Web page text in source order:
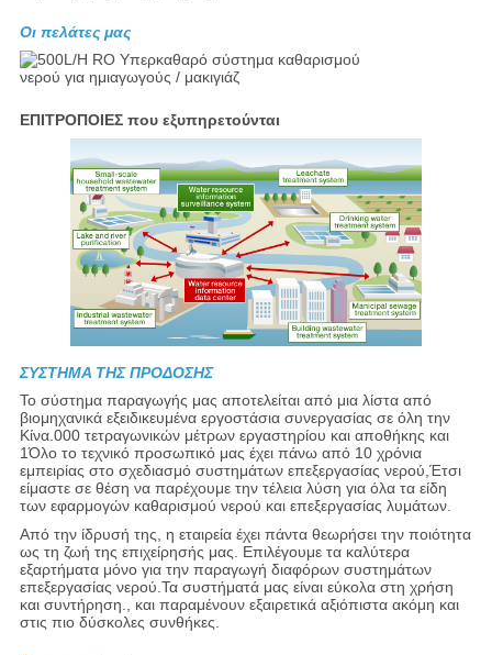
Οι πελάτες μας
ΕΠΙΤΡΟΠΟΙΕΣ που εξυπηρετούνται
ΣΥΣΤΗΜΑ ΤΗΣ ΠΡΟΔΟΣΗΣ
Το σύστημα παραγωγής μας αποτελείται από μια λίστα από
βιομηχανικά εξειδικευμένα εργοστάσια συνεργασίας σε όλη την
Κίνα.000 τετραγωνικών μέτρων εργαστηρίου και αποθήκης και
1Όλο το τεχνικό προσωπικό μας έχει πάνω από 10 χρόνια
εμπειρίας στο σχεδιασμό συστημάτων επεξεργασίας νερού,Έτσι
είμαστε σε θέση να παρέχουμε την τέλεια λύση για όλα τα είδη
των εφαρμογών καθαρισμού νερού και επεξεργασίας λυμάτων.
Από την ίδρυσή της, η εταιρεία έχει πάντα θεωρήσει την ποιότητα
ως τη ζωή της επιχείρησής μας. Επιλέγουμε τα καλύτερα
εξαρτήματα μόνο για την παραγωγή διαφόρων συστημάτων
επεξεργασίας νερού.Τα συστήματά μας είναι εύκολα στη χρήση
και συντήρηση., και παραμένουν εξαιρετικά αξιόπιστα ακόμη και
στις πιο δύσκολες συνθήκες.